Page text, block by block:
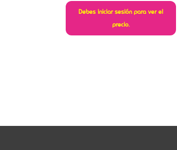
Debes iniciar sesión para ver el
precio.